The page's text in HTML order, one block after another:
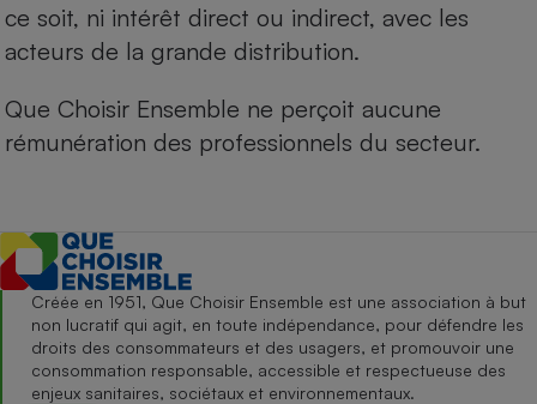
ce soit, ni intérêt direct ou indirect, avec les
acteurs de la grande distribution.
Que Choisir Ensemble ne perçoit aucune
rémunération des professionnels du secteur.
Créée en 1951, Que Choisir Ensemble est une association à but
non lucratif qui agit, en toute indépendance, pour défendre les
droits des consommateurs et des usagers, et promouvoir une
consommation responsable, accessible et respectueuse des
enjeux sanitaires, sociétaux et environnementaux.